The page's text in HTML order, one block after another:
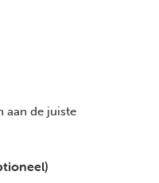
aan de juiste